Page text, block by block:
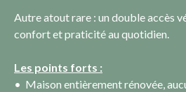
Autre atout rare : un double accès
confort et praticité au quotidien.
Les points forts :
Maison entièrement rénovée,